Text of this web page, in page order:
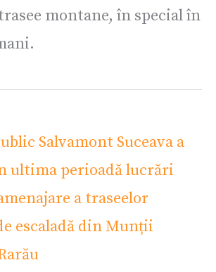
montane, în special în